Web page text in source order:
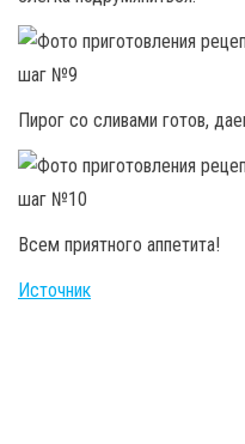
Пирог со сливами готов,
Всем приятного аппетита!
Источник